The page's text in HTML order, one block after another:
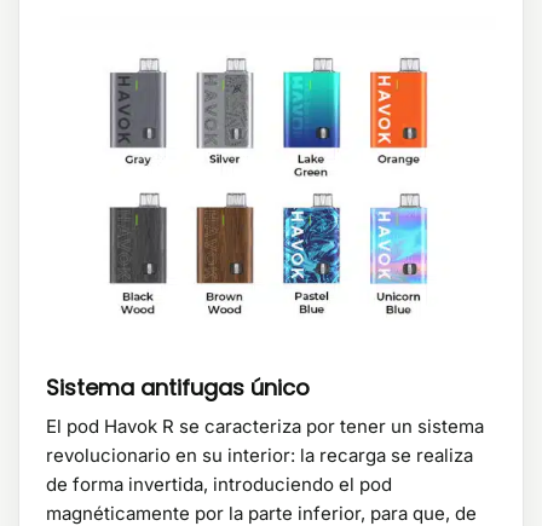
Sistema antifugas único
El pod Havok R se caracteriza por tener un sistema
revolucionario en su interior: la recarga se realiza
de forma invertida, introduciendo el pod
magnéticamente por la parte inferior, para que, de